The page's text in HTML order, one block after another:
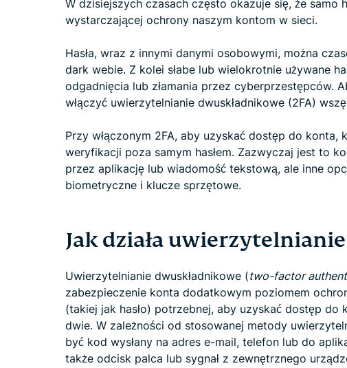
W dzisiejszych czasach często okazuje się, że samo
wystarczającej ochrony naszym kontom w sieci.
Hasła, wraz z innymi danymi osobowymi, można
dark webie. Z kolei słabe lub wielokrotnie używane
odgadnięcia lub złamania przez cyberprzestępców.
włączyć uwierzytelnianie dwuskładnikowe (2FA)
Przy włączonym 2FA, aby uzyskać dostęp do
weryfikacji poza samym hasłem. Zazwyczaj jest to
przez aplikację lub wiadomość tekstową, ale inne
biometryczne i klucze sprzętowe.
Jak działa
Uwierzytelnianie dwuskładnikowe (two-factor
zabezpieczenie konta dodatkowym poziomem
(takiej jak hasło) potrzebnej, aby uzyskać dostęp
dwie. W zależności od stosowanej metody
być kod wysłany na adres e-mail, telefon lub do
także odcisk palca lub sygnał z zewnętrznego